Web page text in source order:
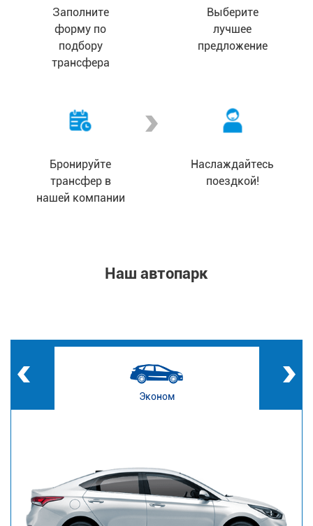
Заполните
форму по
подбору
трансфера
Выберите
лучшее
предложение
Бронируйте
трансфер в
нашей компании
Наслаждайтесь
поездкой!
Наш автопарк
Эконом